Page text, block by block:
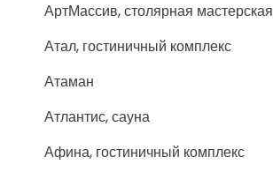
АртМассив, столярная мастерская
Атал, гостиничный комплекс
Атаман
Атлантис, сауна
Афина, гостиничный комплекс